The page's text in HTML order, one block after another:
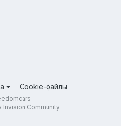
Cookie-файлы
Invision Community